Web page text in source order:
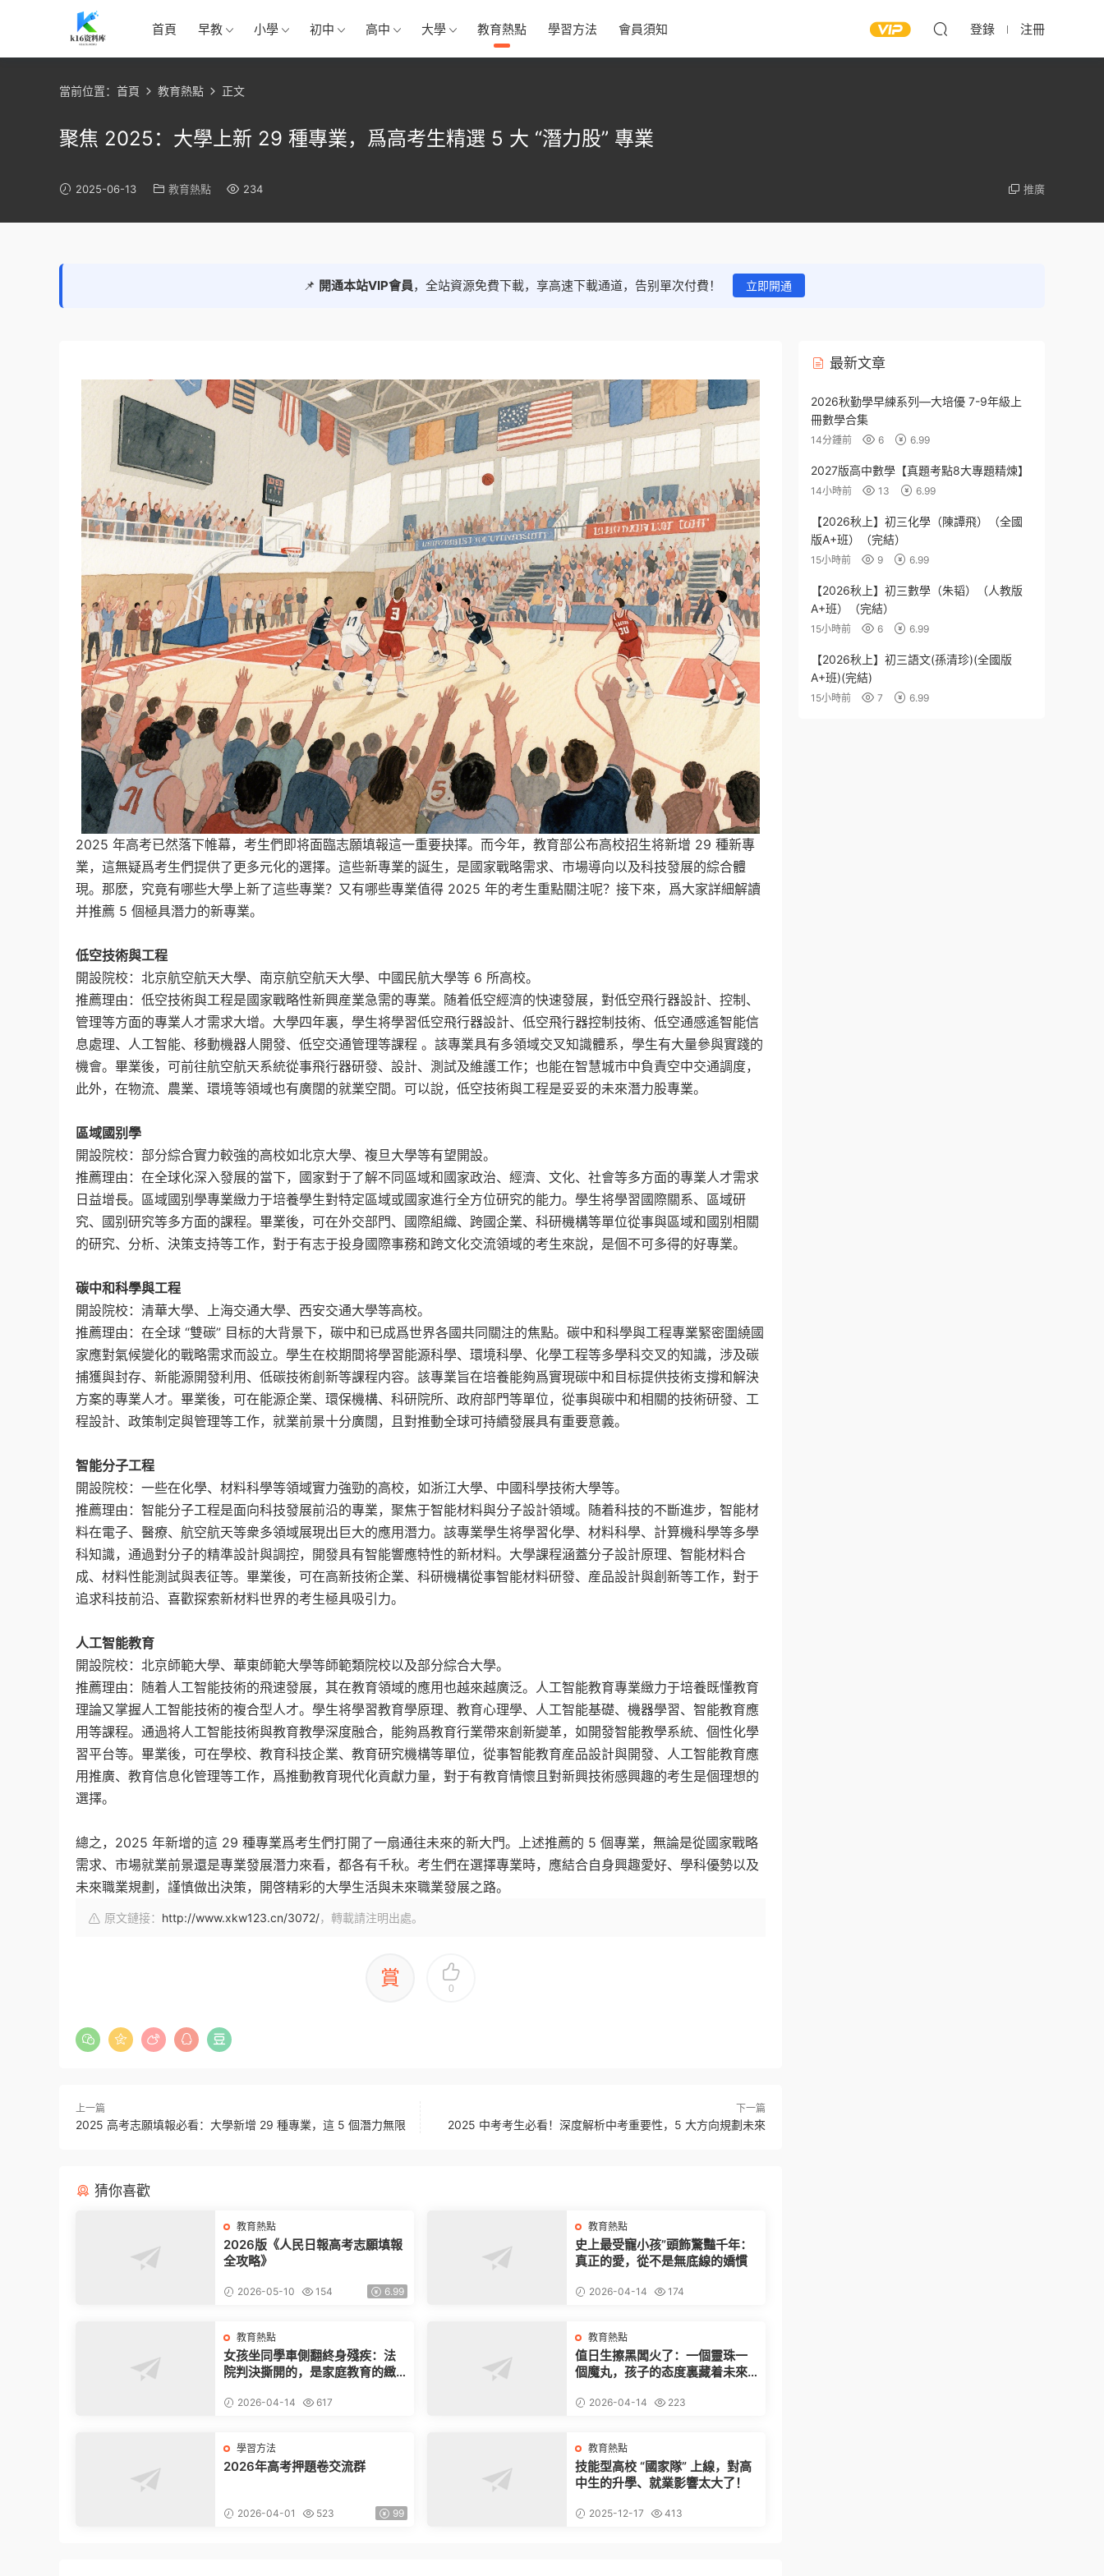
首頁 早教 小學 初中 高中 大學 教育熱點 學習方法 會員須知 登錄 注冊
當前位置： 首頁 教育熱點 正文
聚焦 2025：大學上新 29 種專業，爲高考生精選 5 大 “潛力股” 專業
2025-06-13 教育熱點 234 推廣
📌 開通本站VIP會員，全站資源免費下載，享高速下載通道，告别單次付費！ 立即開通
2025 年高考已然落下帷幕，考生們即将面臨志願填報這一重要抉擇。而今年，教育部公布高校招生将新增 29 種新專
業，這無疑爲考生們提供了更多元化的選擇。這些新專業的誕生，是國家戰略需求、市場導向以及科技發展的綜合體
現。那麽，究竟有哪些大學上新了這些專業？又有哪些專業值得 2025 年的考生重點關注呢？接下來，爲大家詳細解讀
并推薦 5 個極具潛力的新專業。
低空技術與工程
開設院校：北京航空航天大學、南京航空航天大學、中國民航大學等 6 所高校。
推薦理由：低空技術與工程是國家戰略性新興産業急需的專業。随着低空經濟的快速發展，對低空飛行器設計、控制、
管理等方面的專業人才需求大增。大學四年裏，學生将學習低空飛行器設計、低空飛行器控制技術、低空通感遙智能信
息處理、人工智能、移動機器人開發、低空交通管理等課程 。該專業具有多領域交叉知識體系，學生有大量參與實踐的
機會。畢業後，可前往航空航天系統從事飛行器研發、設計、測試及維護工作；也能在智慧城市中負責空中交通調度，
此外，在物流、農業、環境等領域也有廣闊的就業空間。可以說，低空技術與工程是妥妥的未來潛力股專業。
區域國别學
開設院校：部分綜合實力較強的高校如北京大學、複旦大學等有望開設。
推薦理由：在全球化深入發展的當下，國家對于了解不同區域和國家政治、經濟、文化、社會等多方面的專業人才需求
日益增長。區域國别學專業緻力于培養學生對特定區域或國家進行全方位研究的能力。學生将學習國際關系、區域研
究、國别研究等多方面的課程。畢業後，可在外交部門、國際組織、跨國企業、科研機構等單位從事與區域和國别相關
的研究、分析、決策支持等工作，對于有志于投身國際事務和跨文化交流領域的考生來說，是個不可多得的好專業。
碳中和科學與工程
開設院校：清華大學、上海交通大學、西安交通大學等高校。
推薦理由：在全球 “雙碳” 目标的大背景下，碳中和已成爲世界各國共同關注的焦點。碳中和科學與工程專業緊密圍繞國
家應對氣候變化的戰略需求而設立。學生在校期間将學習能源科學、環境科學、化學工程等多學科交叉的知識，涉及碳
捕獲與封存、新能源開發利用、低碳技術創新等課程内容。該專業旨在培養能夠爲實現碳中和目标提供技術支撐和解決
方案的專業人才。畢業後，可在能源企業、環保機構、科研院所、政府部門等單位，從事與碳中和相關的技術研發、工
程設計、政策制定與管理等工作，就業前景十分廣闊，且對推動全球可持續發展具有重要意義。
智能分子工程
開設院校：一些在化學、材料科學等領域實力強勁的高校，如浙江大學、中國科學技術大學等。
推薦理由：智能分子工程是面向科技發展前沿的專業，聚焦于智能材料與分子設計領域。随着科技的不斷進步，智能材
料在電子、醫療、航空航天等衆多領域展現出巨大的應用潛力。該專業學生将學習化學、材料科學、計算機科學等多學
科知識，通過對分子的精準設計與調控，開發具有智能響應特性的新材料。大學課程涵蓋分子設計原理、智能材料合
成、材料性能測試與表征等。畢業後，可在高新技術企業、科研機構從事智能材料研發、産品設計與創新等工作，對于
追求科技前沿、喜歡探索新材料世界的考生極具吸引力。
人工智能教育
開設院校：北京師範大學、華東師範大學等師範類院校以及部分綜合大學。
推薦理由：随着人工智能技術的飛速發展，其在教育領域的應用也越來越廣泛。人工智能教育專業緻力于培養既懂教育
理論又掌握人工智能技術的複合型人才。學生将學習教育學原理、教育心理學、人工智能基礎、機器學習、智能教育應
用等課程。通過将人工智能技術與教育教學深度融合，能夠爲教育行業帶來創新變革，如開發智能教學系統、個性化學
習平台等。畢業後，可在學校、教育科技企業、教育研究機構等單位，從事智能教育産品設計與開發、人工智能教育應
用推廣、教育信息化管理等工作，爲推動教育現代化貢獻力量，對于有教育情懷且對新興技術感興趣的考生是個理想的
選擇。
總之，2025 年新增的這 29 種專業爲考生們打開了一扇通往未來的新大門。上述推薦的 5 個專業，無論是從國家戰略
需求、市場就業前景還是專業發展潛力來看，都各有千秋。考生們在選擇專業時，應結合自身興趣愛好、學科優勢以及
未來職業規劃，謹慎做出決策，開啓精彩的大學生活與未來職業發展之路。
原文鏈接： http://www.xkw123.cn/3072/，轉載請注明出處。
賞 0
上一篇
2025 高考志願填報必看：大學新增 29 種專業，這 5 個潛力無限
下一篇
2025 中考考生必看！深度解析中考重要性，5 大方向規劃未來
猜你喜歡
教育熱點
2026版《人民日報高考志願填報
全攻略》
2026-05-10 154 6.99
教育熱點
史上最受寵小孩”頭飾驚豔千年：
真正的愛，從不是無底線的嬌慣
2026-04-14 174
教育熱點
女孩坐同學車側翻終身殘疾：法
院判決撕開的，是家庭教育的緻
2026-04-14 617
教育熱點
值日生擦黑闆火了：一個靈珠一
個魔丸，孩子的态度裏藏着未來
2026-04-14 223
學習方法
2026年高考押題卷交流群
2026-04-01 523 99
教育熱點
技能型高校 “國家隊” 上線，對高
中生的升學、就業影響太大了！
2025-12-17 413
最新文章
2026秋勤學早練系列—大培優 7-9年級上
冊數學合集
14分鍾前 6 6.99
2027版高中數學【真題考點8大專題精煉】
14小時前 13 6.99
【2026秋上】初三化學（陳譚飛）（全國
版A+班）（完結）
15小時前 9 6.99
【2026秋上】初三數學（朱韬）（人教版
A+班）（完結）
15小時前 6 6.99
【2026秋上】初三語文(孫清珍)(全國版
A+班)(完結)
15小時前 7 6.99